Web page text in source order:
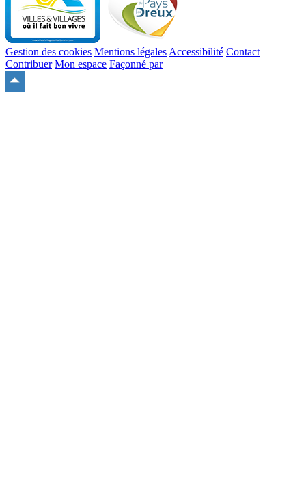
Gestion des cookies Mentions légales Accessibilité Contact
Contribuer Mon espace Façonné par